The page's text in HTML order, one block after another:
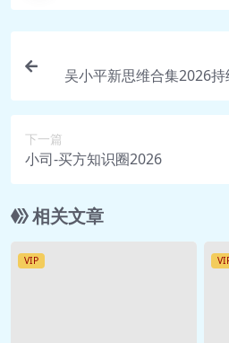
吴小平新思维合集2026
下一篇
小司-买方知识圈2026
相关文章
VIP